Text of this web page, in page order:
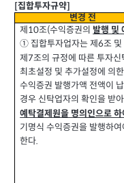
집합투자규약
변경 전
제 10조(수익증권의 발행 및
① 집합투자업자는 제6조 및
제7조의 규정에 따른 투자신
최초설정 및 추가설정에 의한
수익증권 발행가액 전액이
경우 신탁업자의 확인을 받아
예탁결제원을 명의인으로 하
기명식 수익증권을 발행하여
한다.